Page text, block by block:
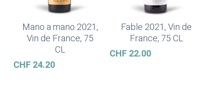
In Den Warenkorb
Mano a mano 2021,
Vin de France, 75
CL
CHF24.20
In Den Warenkorb
Fable 2021, Vin de
France, 75 CL
CHF22.00